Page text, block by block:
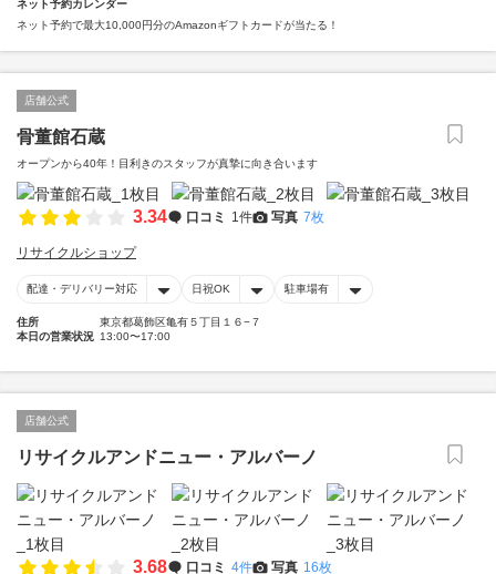
ネット予約カレンダー
ネット予約で最大10,000円分のAmazonギフトカードが当たる！
店舗公式
骨董館石蔵
オープンから40年！目利きのスタッフが真摯に向き合います
3.34 口コミ 1件 写真 7枚
リサイクルショップ
配達・デリバリー対応 日祝OK 駐車場有
住所
東京都葛飾区亀有５丁目１６−７
本日の営業状況 13:00〜17:00
店舗公式
リサイクルアンドニュー・アルバーノ
3.68 口コミ 4件 写真 16枚